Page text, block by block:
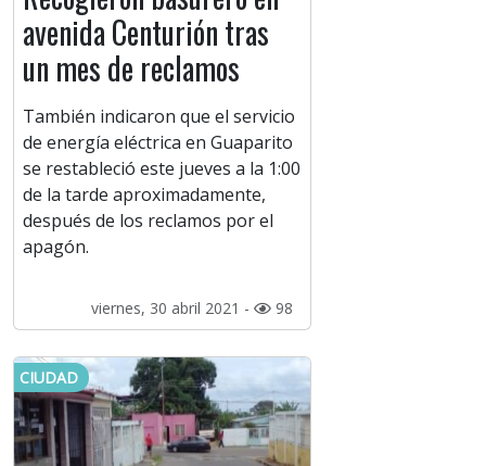
avenida Centurión tras
un mes de reclamos
También indicaron que el servicio
de energía eléctrica en Guaparito
se restableció este jueves a la 1:00
de la tarde aproximadamente,
después de los reclamos por el
apagón.
viernes, 30 abril 2021 - 98
CIUDAD